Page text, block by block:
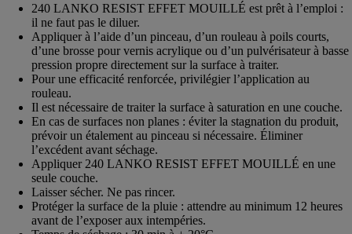
240 LANKO RESIST EFFET MOUILLÉ est prêt à l’emploi :
il ne faut pas le diluer.
Appliquer à l’aide d’un pinceau, d’un rouleau à poils courts,
d’une brosse pour vernis acrylique ou d’un pulvérisateur à basse
pression propre directement sur la surface à traiter.
Pour une efficacité renforcée, privilégier l’application au
rouleau.
Il est nécessaire de traiter la surface à saturation en une couche.
En cas de surfaces non planes : éviter la stagnation du produit,
prévoir un étalement au pinceau si nécessaire. Éliminer
l’excédent avant séchage.
Appliquer 240 LANKO RESIST EFFET MOUILLÉ en une
seule couche.
Laisser sécher. Ne pas rincer.
Protéger la surface de la pluie : attendre au minimum 12 heures
avant de l’exposer aux intempéries.